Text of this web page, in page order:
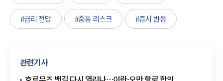
#금리 전망 #중동 리스크 #증시 반등
관련기사